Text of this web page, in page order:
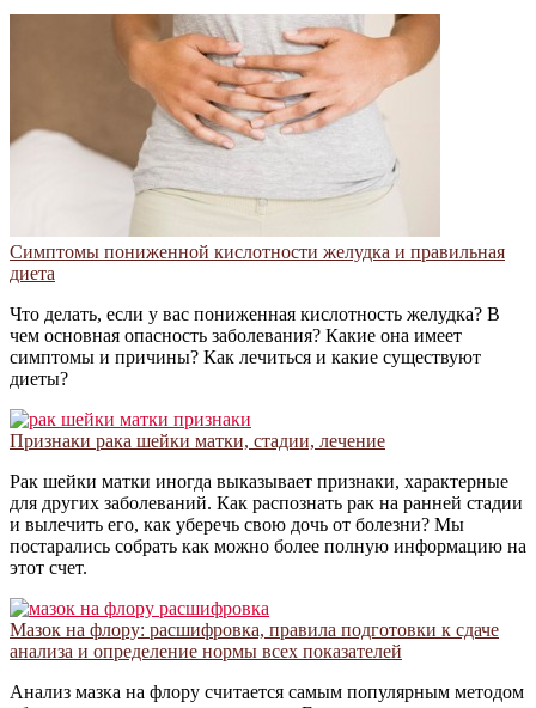
Симптомы пониженной кислотности желудка и правильная
диета
Что делать, если у вас пониженная кислотность желудка? В
чем основная опасность заболевания? Какие она имеет
симптомы и причины? Как лечиться и какие существуют
диеты?
Признаки рака шейки матки, стадии, лечение
Рак шейки матки иногда выказывает признаки, характерные
для других заболеваний. Как распознать рак на ранней стадии
и вылечить его, как уберечь свою дочь от болезни? Мы
постарались собрать как можно более полную информацию на
этот счет.
Мазок на флору: расшифровка, правила подготовки к сдаче
анализа и определение нормы всех показателей
Анализ мазка на флору считается самым популярным методом